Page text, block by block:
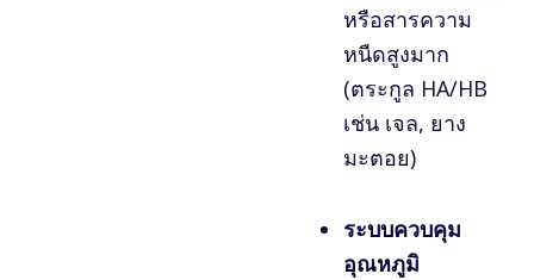
หรือสารความ
หนืดสูงมาก
(ตระกูล HA/HB
เช่น เจล, ยาง
มะตอย)
ระบบควบคุม
อุณหภูมิ